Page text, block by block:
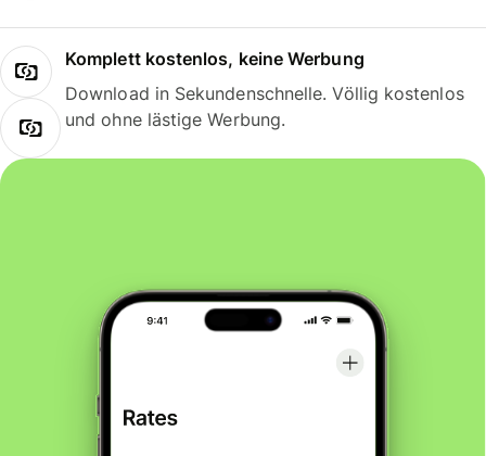
Komplett kostenlos, keine Werbung
Download in Sekundenschnelle. Völlig kostenlos
und ohne lästige Werbung.